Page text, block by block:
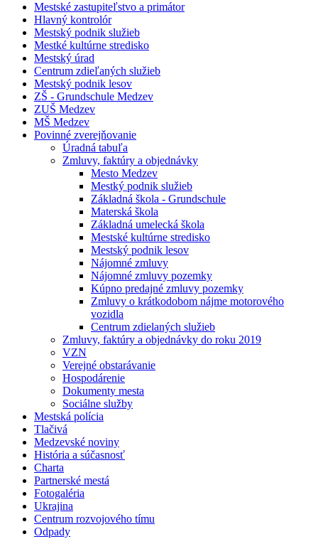
Mestské zastupiteľstvo a primátor
Hlavný kontrolór
Mestský podnik služieb
Mestké kultúrne stredisko
Mestský úrad
Centrum zdieľaných služieb
Mestský podnik lesov
ZŠ - Grundschule Medzev
ZUŠ Medzev
MŠ Medzev
Povinné zverejňovanie
Úradná tabuľa
Zmluvy, faktúry a objednávky
Mesto Medzev
Mestký podnik služieb
Základná škola - Grundschule
Materská škola
Základná umelecká škola
Mestské kultúrne stredisko
Mestský podnik lesov
Nájomné zmluvy
Nájomné zmluvy pozemky
Kúpno predajné zmluvy pozemky
Zmluvy o krátkodobom nájme motorového
vozidla
Centrum zdielaných služieb
Zmluvy, faktúry a objednávky do roku 2019
VZN
Verejné obstarávanie
Hospodárenie
Dokumenty mesta
Sociálne služby
Mestská polícia
Tlačivá
Medzevské noviny
História a súčasnosť
Charta
Partnerské mestá
Fotogaléria
Ukrajina
Centrum rozvojového tímu
Odpady